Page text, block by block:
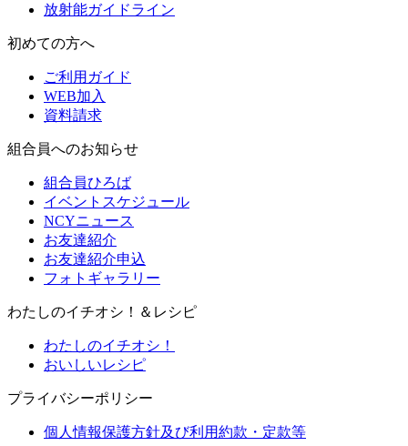
放射能ガイドライン
初めての方へ
ご利用ガイド
WEB加入
資料請求
組合員へのお知らせ
組合員ひろば
イベントスケジュール
NCYニュース
お友達紹介
お友達紹介申込
フォトギャラリー
わたしのイチオシ！＆レシピ
わたしのイチオシ！
おいしいレシピ
プライバシーポリシー
個人情報保護方針及び利用約款・定款等